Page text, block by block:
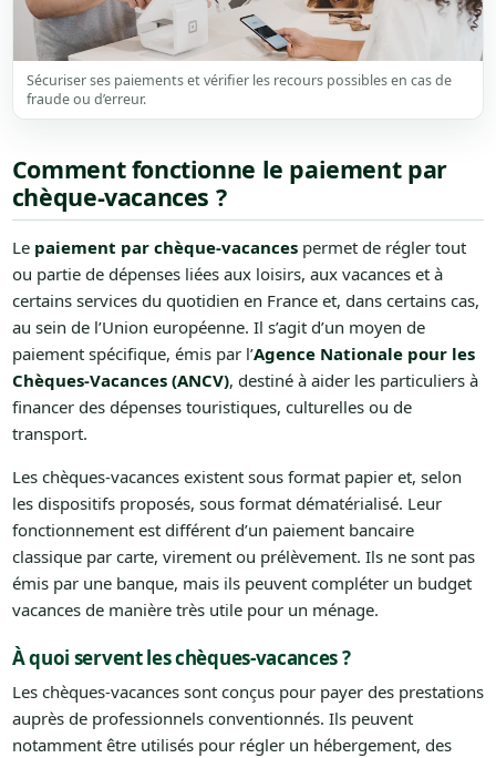
Sécuriser ses paiements et vérifier les recours possibles en cas de
fraude ou d’erreur.
Comment fonctionne le paiement par
chèque-vacances ?
Le paiement par chèque-vacancespermet de régler tout
ou partie de dépenses liées aux loisirs, aux vacances et à
certains services du quotidien en France et, dans certains cas,
au sein de l’Union européenne. Il s’agit d’un moyen de
paiement spécifique, émis par l’Agence Nationale pour les
Chèques-Vacances (ANCV), destiné à aider les particuliers à
financer des dépenses touristiques, culturelles ou de
transport.
Les chèques-vacances existent sous format papier et, selon
les dispositifs proposés, sous format dématérialisé. Leur
fonctionnement est différent d’un paiement bancaire
classique par carte, virement ou prélèvement. Ils ne sont pas
émis par une banque, mais ils peuvent compléter un budget
vacances de manière très utile pour un ménage.
À quoi servent les chèques-vacances ?
Les chèques-vacances sont conçus pour payer des prestations
auprès de professionnels conventionnés. Ils peuvent
notamment être utilisés pour régler un hébergement, des